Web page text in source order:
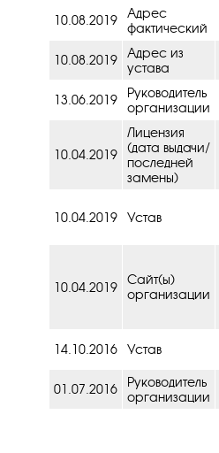
10.08.2019
Адрес
фактический
10.08.2019
Адрес из
устава
13.06.2019
Руководитель
организации
10.04.2019
Лицензия
(дата выдачи/
последней
замены)
10.04.2019 Устав
10.04.2019
Сайт(ы)
организации
14.10.2016 Устав
01.07.2016
Руководитель
организации